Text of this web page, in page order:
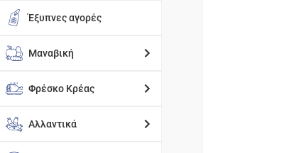
Έξυπνες αγορές
Μαναβική
Φρέσκο Κρέας
Αλλαντικά